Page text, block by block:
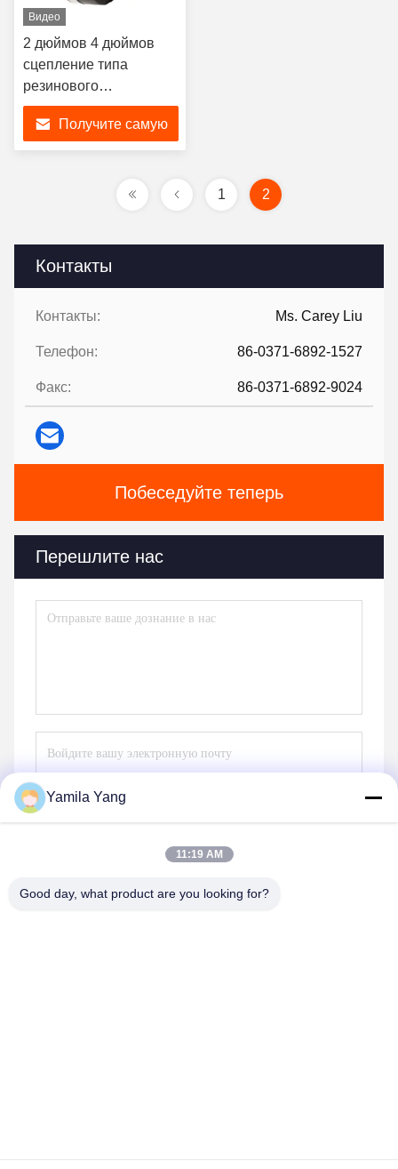
Контакты
Контакты: Ms. Carey Liu
Телефон: 86-0371-6892-1527
Факс: 86-0371-6892-9024
Побеседуйте теперь
Перешлите нас
Отправьте
Видео
2 дюймов 4 дюймов
сцепление типа
резинового
расширения
соединения неопрена
для труб
Получите самую
1 2
Yamila Yang
11:19 AM
Good day, what product are you looking for?